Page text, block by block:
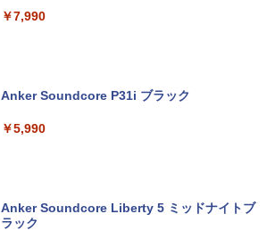
dows11 中古ノートパソコン
indows11 超高性能 第10世代Core i5-10
も対応可能 Win10）
ソコン マイクロソフトオフィス 2019 PC
ンス】GMKtec G10 ミニPC【AMD Ryz
Ryzen 5 N95/N97/N100/4300U/N150よ
り高性能
＼500円OFFクーポンあり！／ モバイル
スプレイ VESA対応 コスパ デュアルモニ
￥9,480
円をつくった超レバレッジ投資の極意 [
宮脇 さき ]
￥1,980
巻） 衛生と病院 [ 鈴木哲造 ]
￥7,990
Anker Soundcore P31i ブラック
￥5,990
Anker Soundcore Liberty 5 ミッドナイトブ
ラック